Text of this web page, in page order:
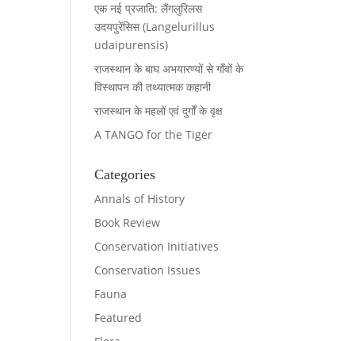
एक नई प्रजाति: लैंगलुरिलस
उदयपुरेंसिस (Langelurillus
udaipurensis)
राजस्थान के बाघ अभयारण्यों से गाँवों के
विस्थापन की तथ्यात्मक कहानी
राजस्थान के महलों एवं दुर्गों के वृक्ष
A TANGO for the Tiger
Categories
Annals of History
Book Review
Conservation Initiatives
Conservation Issues
Fauna
Featured